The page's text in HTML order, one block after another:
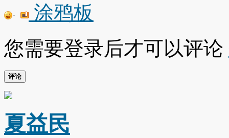
涂鸦板
您需要登录后才可以评论
评论
夏益民